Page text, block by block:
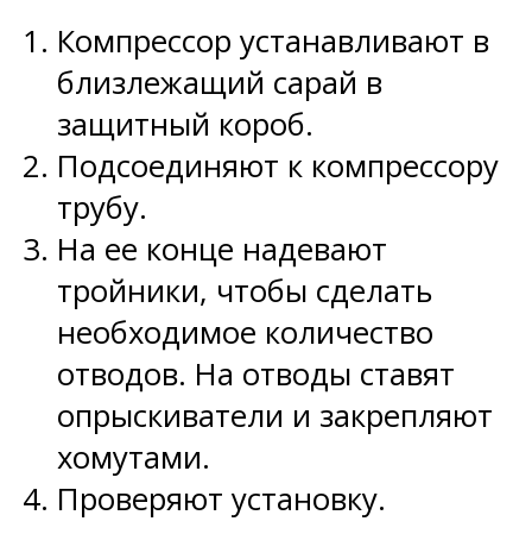
Компрессор устанавливают в
близлежащий сарай в
защитный короб.
Подсоединяют к компрессору
трубу.
На ее конце надевают
тройники, чтобы сделать
необходимое количество
отводов. На отводы ставят
опрыскиватели и закрепляют
хомутами.
Проверяют установку.